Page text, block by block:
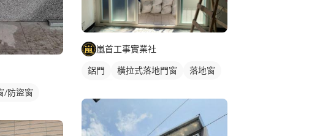
/防盜窗
嵐首工事實業社
鋁門 橫拉式落地門窗
落地窗